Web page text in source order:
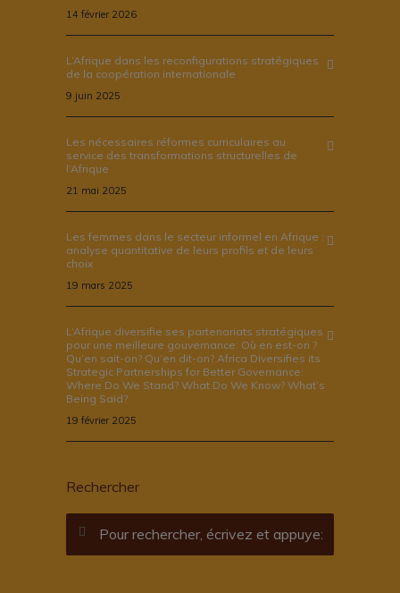
14 février 2026
L’Afrique dans les reconfigurations stratégiques
de la coopération internationale
9 juin 2025
Les nécessaires réformes curriculaires au
service des transformations structurelles de
l’Afrique
21 mai 2025
Les femmes dans le secteur informel en Afrique :
analyse quantitative de leurs profils et de leurs
choix
19 mars 2025
L’Afrique diversifie ses partenariats stratégiques
pour une meilleure gouvernance: Où en est-on ?
Qu’en sait-on? Qu’en dit-on? Africa Diversifies its
Strategic Partnerships for Better Governance:
Where Do We Stand? What Do We Know? What’s
Being Said?
19 février 2025
Rechercher